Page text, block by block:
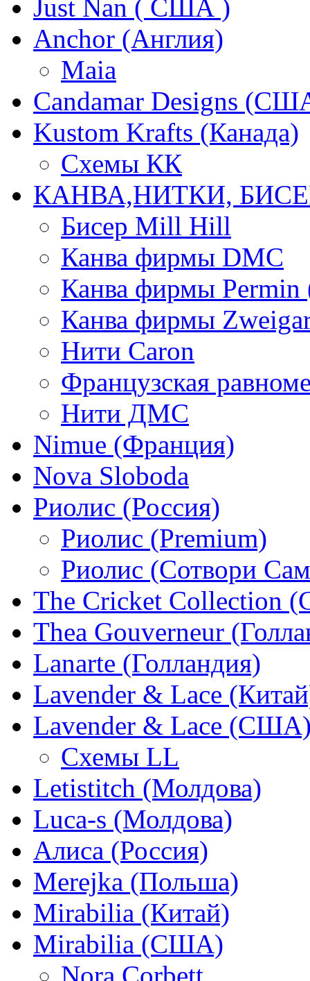
Just Nan ( США )
Anchor (Англия)
Maia
Candamar Designs
Kustom Krafts (Канада)
Схемы КК
КАНВА,НИТКИ,
Бисер Mill Hill
Канва фирмы DMC
Канва фирмы Permin
Канва фирмы
Нити Caron
Французская
Нити ДМС
Nimue (Франция)
Nova Sloboda
Риолис (Россия)
Риолис (Premium)
Риолис (Сотвори
The Cricket Collection
Thea Gouverneur
Lanarte (Голландия)
Lavender & Lace
Lavender & Lace
Схемы LL
Letistitch (Молдова)
Luca-s (Молдова)
Алиса (Россия)
Merejka (Польша)
Mirabilia (Китай)
Mirabilia (США)